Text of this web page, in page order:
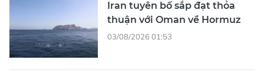
Iran tuyên bố sắp đạt thỏa
thuận với Oman về Hormuz
03/08/2026 01:53